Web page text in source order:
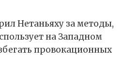
Нетаньяху за методы,
на Западном
провокационных